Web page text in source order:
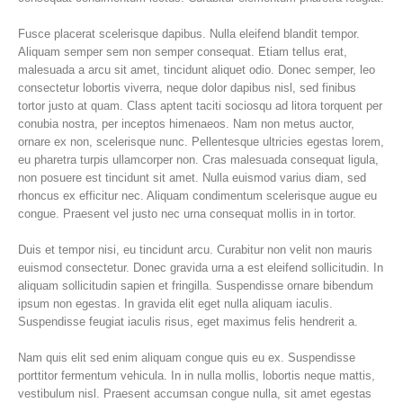
Fusce placerat scelerisque dapibus. Nulla eleifend blandit tempor.
Aliquam semper sem non semper consequat. Etiam tellus erat,
malesuada a arcu sit amet, tincidunt aliquet odio. Donec semper, leo
consectetur lobortis viverra, neque dolor dapibus nisl, sed finibus
tortor justo at quam. Class aptent taciti sociosqu ad litora torquent per
conubia nostra, per inceptos himenaeos. Nam non metus auctor,
ornare ex non, scelerisque nunc. Pellentesque ultricies egestas lorem,
eu pharetra turpis ullamcorper non. Cras malesuada consequat ligula,
non posuere est tincidunt sit amet. Nulla euismod varius diam, sed
rhoncus ex efficitur nec. Aliquam condimentum scelerisque augue eu
congue. Praesent vel justo nec urna consequat mollis in in tortor.
Duis et tempor nisi, eu tincidunt arcu. Curabitur non velit non mauris
euismod consectetur. Donec gravida urna a est eleifend sollicitudin. In
aliquam sollicitudin sapien et fringilla. Suspendisse ornare bibendum
ipsum non egestas. In gravida elit eget nulla aliquam iaculis.
Suspendisse feugiat iaculis risus, eget maximus felis hendrerit a.
Nam quis elit sed enim aliquam congue quis eu ex. Suspendisse
porttitor fermentum vehicula. In in nulla mollis, lobortis neque mattis,
vestibulum nisl. Praesent accumsan congue nulla, sit amet egestas